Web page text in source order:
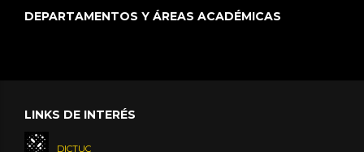
DEPARTAMENTOS Y ÁREAS ACADÉMICAS
LINKS DE INTERÉS
DICTUC